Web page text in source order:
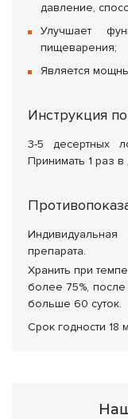
давление,
Улучшает
пищеварения;
Является
Инструкция
3-5 десертных
Принимать 1 раз
препарата.
Хранить при
более 75%, после
больше 60 суток.
Срок годности 18